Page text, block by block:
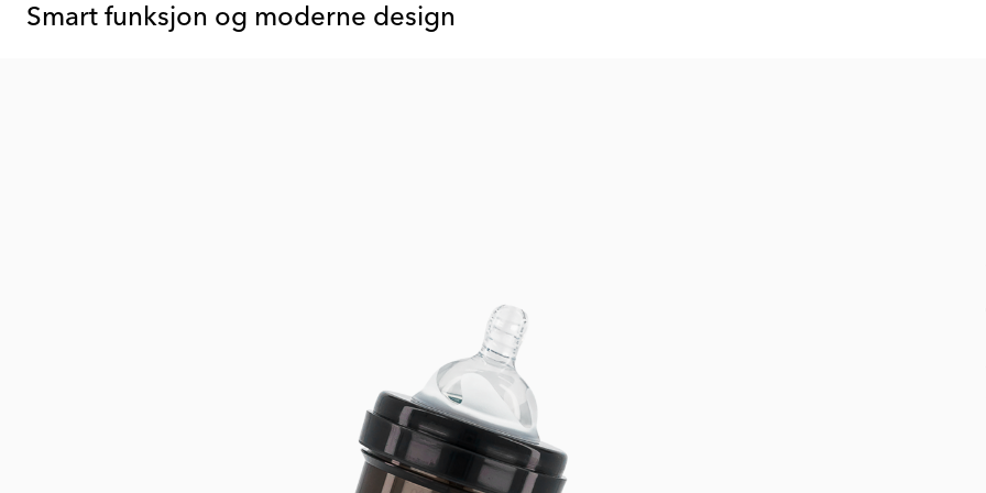
Smart funksjon og moderne design